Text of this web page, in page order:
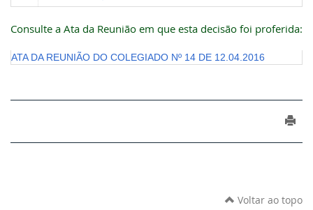
Consulte a Ata da Reunião em que esta decisão foi proferida:
ATA DA REUNIÃO DO COLEGIADO Nº 14 DE 12.04.2016
Voltar ao topo